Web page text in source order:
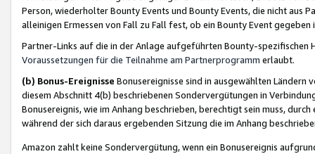
Person, wiederholter Bounty Events und Bounty Events, die nicht
alleinigen Ermessen von Fall zu Fall fest, ob ein Bounty Event
Partner-Links auf die in der Anlage aufgeführten Bounty-spezifischen
Voraussetzungen für die Teilnahme am Partnerprogramm erlaubt.
(b) Bonus-Ereignisse Bonusereignisse sind in ausgewählten Ländern
diesem Abschnitt 4(b) beschriebenen Sondervergütungen in
Bonusereignis, wie im Anhang beschrieben, berechtigt sein muss,
während der sich daraus ergebenden Sitzung die im Anhang
Amazon zahlt keine Sondervergütung, wenn ein Bonusereignis